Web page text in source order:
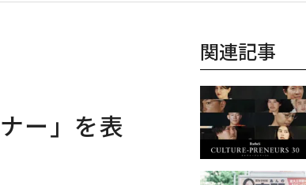
ー」を表
関連記事